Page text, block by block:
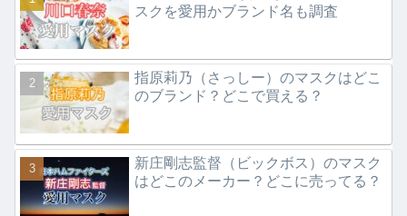
スクを愛用かブランド名も調査
指原莉乃（さっしー）のマスクはどこ
のブランド？どこで買える？
新庄剛志監督（ビックボス）のマスク
はどこのメーカー？どこに売ってる？